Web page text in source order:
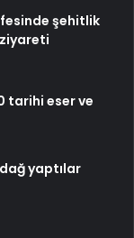
şehitlik
tarihi eser ve
yaptılar